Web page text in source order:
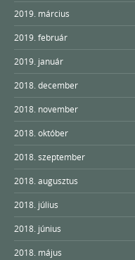
2019. március
2019. február
2019. január
2018. december
2018. november
2018. október
2018. szeptember
2018. augusztus
2018. július
2018. június
2018. május